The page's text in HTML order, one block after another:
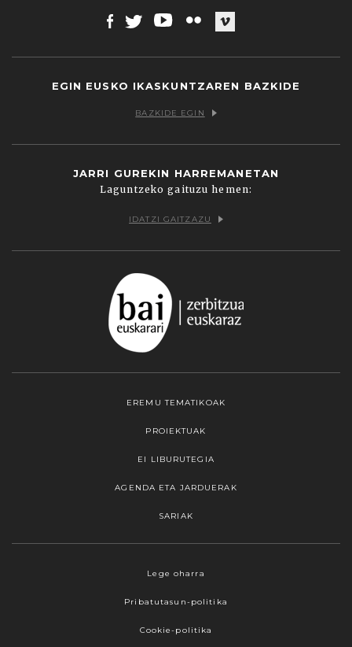
EGIN EUSKO IKASKUNTZAREN BAZKIDE
BAZKIDE EGIN
JARRI GUREKIN HARREMANETAN
Laguntzeko gaituzu hemen:
IDATZI GAITZAZU
EREMU TEMATIKOAK
PROIEKTUAK
EI LIBURUTEGIA
AGENDA ETA JARDUERAK
SARIAK
Lege oharra
Pribatutasun-politika
Cookie-politika
Webgune honek cookieak erabiltzen ditu,
nabigatzeko nahiago duzun cookie aukera.
Guztiz desaktibatzea ere hauta dezakezu.